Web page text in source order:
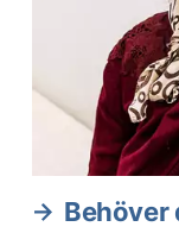
Behöver